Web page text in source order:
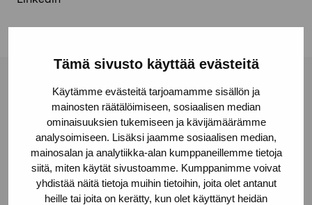
Tämä sivusto käyttää evästeitä
Käytämme evästeitä tarjoamamme sisällön ja
mainosten räätälöimiseen, sosiaalisen median
ominaisuuksien tukemiseen ja kävijämäärämme
analysoimiseen. Lisäksi jaamme sosiaalisen median,
mainosalan ja analytiikka-alan kumppaneillemme tietoja
siitä, miten käytät sivustoamme. Kumppanimme voivat
yhdistää näitä tietoja muihin tietoihin, joita olet antanut
heille tai joita on kerätty, kun olet käyttänyt heidän
Stiftelsen Pro Artibus
Gustav Wasas gata 11
10600 Ekenäs
proartibus@proartibus.fi
+358 (0)50 371 6339